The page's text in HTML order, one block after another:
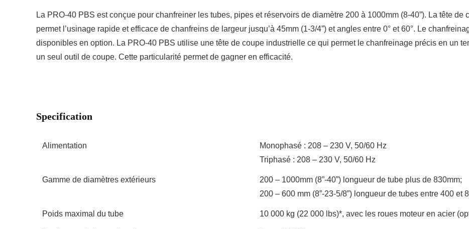
La PRO-40 PBS est conçue pour chanfreiner les tubes, pipes et réservoirs de diamètre 200 à 1000mm (8-40”). La tête
permet l’usinage rapide et efficace de chanfreins de largeur jusqu’à 45mm (1-3/4”) et angles entre 0° et 60°. Le
disponibles en option. La PRO-40 PBS utilise une tête de coupe industrielle ce qui permet le chanfreinage précis en un
un seul outil de coupe. Cette particularité permet de gagner en efficacité.
Specification
Alimentation
Monophasé : 208 – 230 V, 50/60 Hz
Triphasé : 208 – 230 V, 50/60 Hz
Gamme de diamètres extérieurs
200 – 1000mm (8”-40”) longueur de tube plus de 830mm;
200 – 600 mm (8”-23-5/8”) longueur de tubes entre 400 et
Poids maximal du tube 10 000 kg (22 000 lbs)*, avec les roues moteur en acier